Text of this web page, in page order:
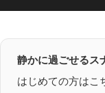
静かに過ごせるス
はじめての方はこ